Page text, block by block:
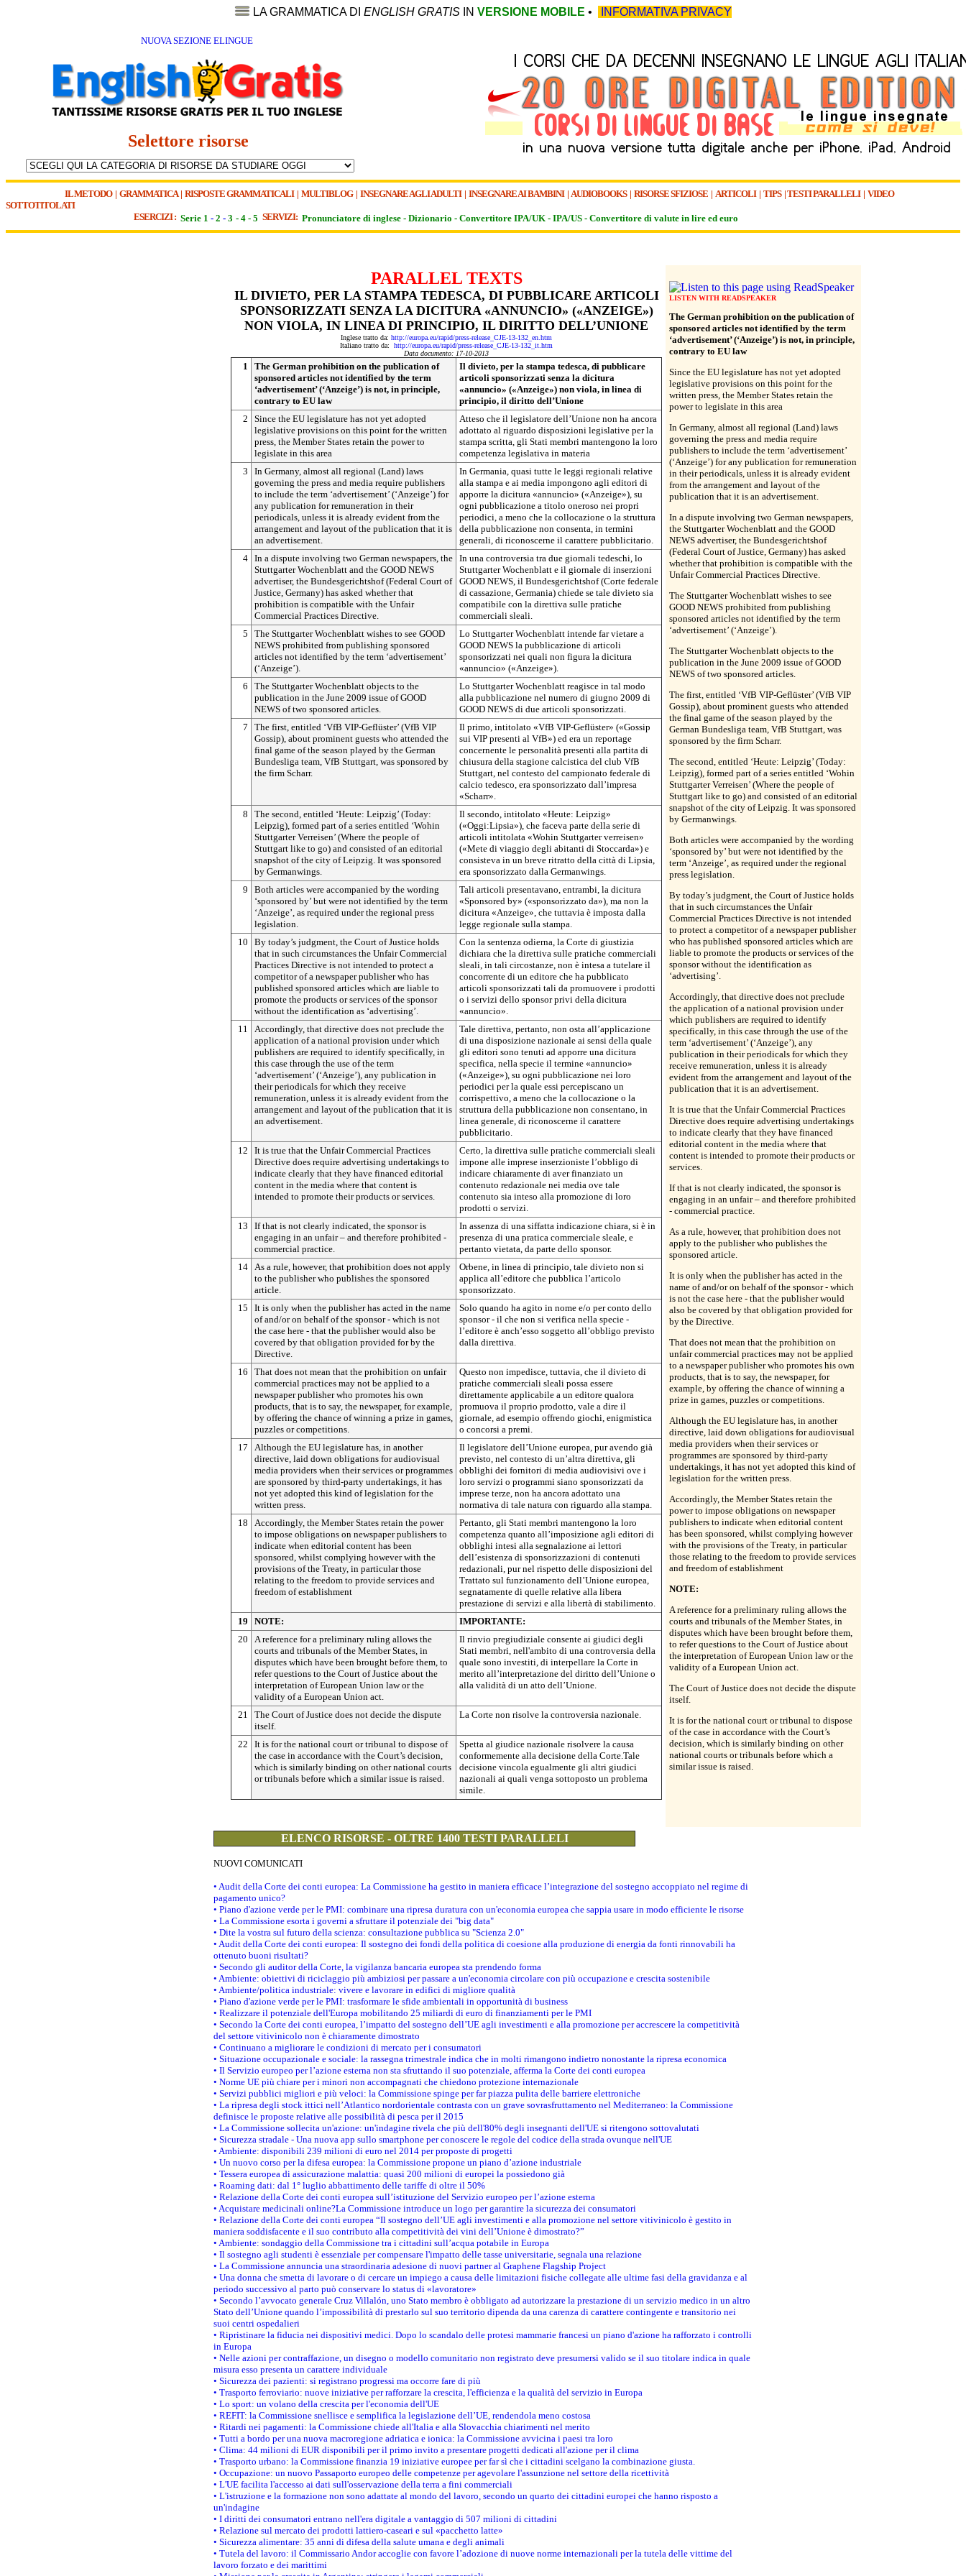
LA GRAMMATICA DI ENGLISH GRATIS IN VERSIONE MOBILE • INFORMATIVA PRIVACY
NUOVA SEZIONE ELINGUE
Selettore risorse
IL METODO| GRAMMATICA| RISPOSTE GRAMMATICALI| MULTIBLOG| INSEGNARE AGLI ADULTI | INSEGNARE AI BAMBINI| AUDIOBOOKS| RISORSE SFIZIOSE | ARTICOLI| TIPS|TESTI PARALLELI| VIDEO
SOTTOTITOLATI
ESERCIZI : Serie 1 - 2 - 3 - 4 - 5 SERVIZI: Pronunciatore di inglese - Dizionario - Convertitore IPA/UK - IPA/US - Convertitore di valute in lire ed euro
PARALLEL TEXTS
IL DIVIETO, PER LA STAMPA TEDESCA, DI PUBBLICARE ARTICOLI
SPONSORIZZATI SENZA LA DICITURA «ANNUNCIO» («ANZEIGE»)
NON VIOLA, IN LINEA DI PRINCIPIO, IL DIRITTO DELL’UNIONE
Inglese tratto da: http://europa.eu/rapid/press-release_CJE-13-132_en.htm
Italiano tratto da: http://europa.eu/rapid/press-release_CJE-13-132_it.htm
Data documento: 17-10-2013
1
The German prohibition on the publication of
sponsored articles not identified by the term
‘advertisement’ (‘Anzeige’) is not, in principle,
contrary to EU law
Il divieto, per la stampa tedesca, di pubblicare
articoli sponsorizzati senza la dicitura
«annuncio» («Anzeige») non viola, in linea di
principio, il diritto dell’Unione
2
Since the EU legislature has not yet adopted
legislative provisions on this point for the written
press, the Member States retain the power to
legislate in this area
Atteso che il legislatore dell’Unione non ha ancora
adottato al riguardo disposizioni legislative per la
stampa scritta, gli Stati membri mantengono la loro
competenza legislativa in materia
3
In Germany, almost all regional (Land) laws
governing the press and media require publishers
to include the term ‘advertisement’ (‘Anzeige’) for
any publication for remuneration in their
periodicals, unless it is already evident from the
arrangement and layout of the publication that it is
an advertisement.
In Germania, quasi tutte le leggi regionali relative
alla stampa e ai media impongono agli editori di
apporre la dicitura «annuncio» («Anzeige»), su
ogni pubblicazione a titolo oneroso nei propri
periodici, a meno che la collocazione o la struttura
della pubblicazione non consenta, in termini
generali, di riconoscerne il carattere pubblicitario.
4 In a dispute involving two German newspapers, the
Stuttgarter Wochenblatt and the GOOD NEWS
advertiser, the Bundesgerichtshof (Federal Court of
Justice, Germany) has asked whether that
prohibition is compatible with the Unfair
Commercial Practices Directive.
In una controversia tra due giornali tedeschi, lo
Stuttgarter Wochenblatt e il giornale di inserzioni
GOOD NEWS, il Bundesgerichtshof (Corte federale
di cassazione, Germania) chiede se tale divieto sia
compatibile con la direttiva sulle pratiche
commerciali sleali.
5
The Stuttgarter Wochenblatt wishes to see GOOD
NEWS prohibited from publishing sponsored
articles not identified by the term ‘advertisement’
(‘Anzeige’).
Lo Stuttgarter Wochenblatt intende far vietare a
GOOD NEWS la pubblicazione di articoli
sponsorizzati nei quali non figura la dicitura
«annuncio» («Anzeige»).
6
The Stuttgarter Wochenblatt objects to the
publication in the June 2009 issue of GOOD
NEWS of two sponsored articles.
Lo Stuttgarter Wochenblatt reagisce in tal modo
alla pubblicazione nel numero di giugno 2009 di
GOOD NEWS di due articoli sponsorizzati.
7
The first, entitled ‘VfB VIP-Geflüster’ (VfB VIP
Gossip), about prominent guests who attended the
final game of the season played by the German
Bundesliga team, VfB Stuttgart, was sponsored by
the firm Scharr.
Il primo, intitolato «VfB VIP-Geflüster» («Gossip
sui VIP presenti al VfB») ed era un reportage
concernente le personalità presenti alla partita di
chiusura della stagione calcistica del club VfB
Stuttgart, nel contesto del campionato federale di
calcio tedesco, era sponsorizzato dall’impresa
«Scharr».
8
The second, entitled ‘Heute: Leipzig’ (Today:
Leipzig), formed part of a series entitled ‘Wohin
Stuttgarter Verreisen’ (Where the people of
Stuttgart like to go) and consisted of an editorial
snapshot of the city of Leipzig. It was sponsored
by Germanwings.
Il secondo, intitolato «Heute: Leipzig»
(«Oggi:Lipsia»), che faceva parte della serie di
articoli intitolata «Wohin Stuttgarter verreisen»
(«Mete di viaggio degli abitanti di Stoccarda») e
consisteva in un breve ritratto della città di Lipsia,
era sponsorizzato dalla Germanwings.
9
Both articles were accompanied by the wording
‘sponsored by’ but were not identified by the term
‘Anzeige’, as required under the regional press
legislation.
Tali articoli presentavano, entrambi, la dicitura
«Sponsored by» («sponsorizzato da»), ma non la
dicitura «Anzeige», che tuttavia è imposta dalla
legge regionale sulla stampa.
10
By today’s judgment, the Court of Justice holds
that in such circumstances the Unfair Commercial
Practices Directive is not intended to protect a
competitor of a newspaper publisher who has
published sponsored articles which are liable to
promote the products or services of the sponsor
without the identification as ‘advertising’.
Con la sentenza odierna, la Corte di giustizia
dichiara che la direttiva sulle pratiche commerciali
sleali, in tali circostanze, non è intesa a tutelare il
concorrente di un editore che ha pubblicato
articoli sponsorizzati tali da promuovere i prodotti
o i servizi dello sponsor privi della dicitura
«annuncio».
11
Accordingly, that directive does not preclude the
application of a national provision under which
publishers are required to identify specifically, in
this case through the use of the term
‘advertisement’ (‘Anzeige’), any publication in
their periodicals for which they receive
remuneration, unless it is already evident from the
arrangement and layout of the publication that it is
an advertisement.
Tale direttiva, pertanto, non osta all’applicazione
di una disposizione nazionale ai sensi della quale
gli editori sono tenuti ad apporre una dicitura
specifica, nella specie il termine «annuncio»
(«Anzeige»), su ogni pubblicazione nei loro
periodici per la quale essi percepiscano un
corrispettivo, a meno che la collocazione o la
struttura della pubblicazione non consentano, in
linea generale, di riconoscerne il carattere
pubblicitario.
12
It is true that the Unfair Commercial Practices
Directive does require advertising undertakings to
indicate clearly that they have financed editorial
content in the media where that content is
intended to promote their products or services.
Certo, la direttiva sulle pratiche commerciali sleali
impone alle imprese inserzioniste l’obbligo di
indicare chiaramente di aver finanziato un
contenuto redazionale nei media ove tale
contenuto sia inteso alla promozione di loro
prodotti o servizi.
13
If that is not clearly indicated, the sponsor is
engaging in an unfair – and therefore prohibited -
commercial practice.
In assenza di una siffatta indicazione chiara, si è in
presenza di una pratica commerciale sleale, e
pertanto vietata, da parte dello sponsor.
14 As a rule, however, that prohibition does not apply
to the publisher who publishes the sponsored
article.
Orbene, in linea di principio, tale divieto non si
applica all’editore che pubblica l’articolo
sponsorizzato.
15
It is only when the publisher has acted in the name
of and/or on behalf of the sponsor - which is not
the case here - that the publisher would also be
covered by that obligation provided for by the
Directive.
Solo quando ha agito in nome e/o per conto dello
sponsor - il che non si verifica nella specie -
l’editore è anch’esso soggetto all’obbligo previsto
dalla direttiva.
16
That does not mean that the prohibition on unfair
commercial practices may not be applied to a
newspaper publisher who promotes his own
products, that is to say, the newspaper, for example,
by offering the chance of winning a prize in games,
puzzles or competitions.
Questo non impedisce, tuttavia, che il divieto di
pratiche commerciali sleali possa essere
direttamente applicabile a un editore qualora
promuova il proprio prodotto, vale a dire il
giornale, ad esempio offrendo giochi, enigmistica
o concorsi a premi.
17
Although the EU legislature has, in another
directive, laid down obligations for audiovisual
media providers when their services or programmes
are sponsored by third-party undertakings, it has
not yet adopted this kind of legislation for the
written press.
Il legislatore dell’Unione europea, pur avendo già
previsto, nel contesto di un’altra direttiva, gli
obblighi dei fornitori di media audiovisivi ove i
loro servizi o programmi siano sponsorizzati da
imprese terze, non ha ancora adottato una
normativa di tale natura con riguardo alla stampa.
18
Accordingly, the Member States retain the power
to impose obligations on newspaper publishers to
indicate when editorial content has been
sponsored, whilst complying however with the
provisions of the Treaty, in particular those
relating to the freedom to provide services and
freedom of establishment
Pertanto, gli Stati membri mantengono la loro
competenza quanto all’imposizione agli editori di
obblighi intesi alla segnalazione ai lettori
dell’esistenza di sponsorizzazioni di contenuti
redazionali, pur nel rispetto delle disposizioni del
Trattato sul funzionamento dell’Unione europea,
segnatamente di quelle relative alla libera
prestazione di servizi e alla libertà di stabilimento.
19
NOTE:
IMPORTANTE:
20
A reference for a preliminary ruling allows the
courts and tribunals of the Member States, in
disputes which have been brought before them, to
refer questions to the Court of Justice about the
interpretation of European Union law or the
validity of a European Union act.
Il rinvio pregiudiziale consente ai giudici degli
Stati membri, nell'ambito di una controversia della
quale sono investiti, di interpellare la Corte in
merito all’interpretazione del diritto dell’Unione o
alla validità di un atto dell’Unione.
21
The Court of Justice does not decide the dispute
itself.
La Corte non risolve la controversia nazionale.
22
It is for the national court or tribunal to dispose of
the case in accordance with the Court’s decision,
which is similarly binding on other national courts
or tribunals before which a similar issue is raised.
Spetta al giudice nazionale risolvere la causa
conformemente alla decisione della Corte.Tale
decisione vincola egualmente gli altri giudici
nazionali ai quali venga sottoposto un problema
simile.
LISTEN WITH READSPEAKER
The German prohibition on the publication of
sponsored articles not identified by the term
‘advertisement’ (‘Anzeige’) is not, in principle,
contrary to EU law
Since the EU legislature has not yet adopted
legislative provisions on this point for the
written press, the Member States retain the
power to legislate in this area
In Germany, almost all regional (Land) laws
governing the press and media require
publishers to include the term ‘advertisement’
(‘Anzeige’) for any publication for remuneration
in their periodicals, unless it is already evident
from the arrangement and layout of the
publication that it is an advertisement.
In a dispute involving two German newspapers,
the Stuttgarter Wochenblatt and the GOOD
NEWS advertiser, the Bundesgerichtshof
(Federal Court of Justice, Germany) has asked
whether that prohibition is compatible with the
Unfair Commercial Practices Directive.
The Stuttgarter Wochenblatt wishes to see
GOOD NEWS prohibited from publishing
sponsored articles not identified by the term
‘advertisement’ (‘Anzeige’).
The Stuttgarter Wochenblatt objects to the
publication in the June 2009 issue of GOOD
NEWS of two sponsored articles.
The first, entitled ‘VfB VIP-Geflüster’ (VfB VIP
Gossip), about prominent guests who attended
the final game of the season played by the
German Bundesliga team, VfB Stuttgart, was
sponsored by the firm Scharr.
The second, entitled ‘Heute: Leipzig’ (Today:
Leipzig), formed part of a series entitled ‘Wohin
Stuttgarter Verreisen’ (Where the people of
Stuttgart like to go) and consisted of an editorial
snapshot of the city of Leipzig. It was sponsored
by Germanwings.
Both articles were accompanied by the wording
‘sponsored by’ but were not identified by the
term ‘Anzeige’, as required under the regional
press legislation.
By today’s judgment, the Court of Justice holds
that in such circumstances the Unfair
Commercial Practices Directive is not intended
to protect a competitor of a newspaper publisher
who has published sponsored articles which are
liable to promote the products or services of the
sponsor without the identification as
‘advertising’.
Accordingly, that directive does not preclude
the application of a national provision under
which publishers are required to identify
specifically, in this case through the use of the
term ‘advertisement’ (‘Anzeige’), any
publication in their periodicals for which they
receive remuneration, unless it is already
evident from the arrangement and layout of the
publication that it is an advertisement.
It is true that the Unfair Commercial Practices
Directive does require advertising undertakings
to indicate clearly that they have financed
editorial content in the media where that
content is intended to promote their products or
services.
If that is not clearly indicated, the sponsor is
engaging in an unfair – and therefore prohibited
- commercial practice.
As a rule, however, that prohibition does not
apply to the publisher who publishes the
sponsored article.
It is only when the publisher has acted in the
name of and/or on behalf of the sponsor - which
is not the case here - that the publisher would
also be covered by that obligation provided for
by the Directive.
That does not mean that the prohibition on
unfair commercial practices may not be applied
to a newspaper publisher who promotes his own
products, that is to say, the newspaper, for
example, by offering the chance of winning a
prize in games, puzzles or competitions.
Although the EU legislature has, in another
directive, laid down obligations for audiovisual
media providers when their services or
programmes are sponsored by third-party
undertakings, it has not yet adopted this kind of
legislation for the written press.
Accordingly, the Member States retain the
power to impose obligations on newspaper
publishers to indicate when editorial content
has been sponsored, whilst complying however
with the provisions of the Treaty, in particular
those relating to the freedom to provide services
and freedom of establishment
NOTE:
A reference for a preliminary ruling allows the
courts and tribunals of the Member States, in
disputes which have been brought before them,
to refer questions to the Court of Justice about
the interpretation of European Union law or the
validity of a European Union act.
The Court of Justice does not decide the dispute
itself.
It is for the national court or tribunal to dispose
of the case in accordance with the Court’s
decision, which is similarly binding on other
national courts or tribunals before which a
similar issue is raised.
ELENCO RISORSE - OLTRE 1400 TESTI PARALLELI
NUOVI COMUNICATI
• Audit della Corte dei conti europea: La Commissione ha gestito in maniera efficace l’integrazione del sostegno accoppiato nel regime di
pagamento unico?
• Piano d'azione verde per le PMI: combinare una ripresa duratura con un'economia europea che sappia usare in modo efficiente le risorse
• La Commissione esorta i governi a sfruttare il potenziale dei "big data"
• Dite la vostra sul futuro della scienza: consultazione pubblica su "Scienza 2.0"
• Audit della Corte dei conti europea: Il sostegno dei fondi della politica di coesione alla produzione di energia da fonti rinnovabili ha
ottenuto buoni risultati?
• Secondo gli auditor della Corte, la vigilanza bancaria europea sta prendendo forma
• Ambiente: obiettivi di riciclaggio più ambiziosi per passare a un'economia circolare con più occupazione e crescita sostenibile
• Ambiente/politica industriale: vivere e lavorare in edifici di migliore qualità
• Piano d'azione verde per le PMI: trasformare le sfide ambientali in opportunità di business
• Realizzare il potenziale dell'Europa mobilitando 25 miliardi di euro di finanziamenti per le PMI
• Secondo la Corte dei conti europea, l’impatto del sostegno dell’UE agli investimenti e alla promozione per accrescere la competitività
del settore vitivinicolo non è chiaramente dimostrato
• Continuano a migliorare le condizioni di mercato per i consumatori
• Situazione occupazionale e sociale: la rassegna trimestrale indica che in molti rimangono indietro nonostante la ripresa economica
• Il Servizio europeo per l’azione esterna non sta sfruttando il suo potenziale, afferma la Corte dei conti europea
• Norme UE più chiare per i minori non accompagnati che chiedono protezione internazionale
• Servizi pubblici migliori e più veloci: la Commissione spinge per far piazza pulita delle barriere elettroniche
• La ripresa degli stock ittici nell’Atlantico nordorientale contrasta con un grave sovrasfruttamento nel Mediterraneo: la Commissione
definisce le proposte relative alle possibilità di pesca per il 2015
• La Commissione sollecita un'azione: un'indagine rivela che più dell'80% degli insegnanti dell'UE si ritengono sottovalutati
• Sicurezza stradale - Una nuova app sullo smartphone per conoscere le regole del codice della strada ovunque nell'UE
• Ambiente: disponibili 239 milioni di euro nel 2014 per proposte di progetti
• Un nuovo corso per la difesa europea: la Commissione propone un piano d’azione industriale
• Tessera europea di assicurazione malattia: quasi 200 milioni di europei la possiedono già
• Roaming dati: dal 1° luglio abbattimento delle tariffe di oltre il 50%
• Relazione della Corte dei conti europea sull’istituzione del Servizio europeo per l’azione esterna
• Acquistare medicinali online?La Commissione introduce un logo per garantire la sicurezza dei consumatori
• Relazione della Corte dei conti europea “Il sostegno dell’UE agli investimenti e alla promozione nel settore vitivinicolo è gestito in
maniera soddisfacente e il suo contributo alla competitività dei vini dell’Unione è dimostrato?”
• Ambiente: sondaggio della Commissione tra i cittadini sull’acqua potabile in Europa
• Il sostegno agli studenti è essenziale per compensare l'impatto delle tasse universitarie, segnala una relazione
• La Commissione annuncia una straordinaria adesione di nuovi partner al Graphene Flagship Project
• Una donna che smetta di lavorare o di cercare un impiego a causa delle limitazioni fisiche collegate alle ultime fasi della gravidanza e al
periodo successivo al parto può conservare lo status di «lavoratore»
• Secondo l’avvocato generale Cruz Villalón, uno Stato membro è obbligato ad autorizzare la prestazione di un servizio medico in un altro
Stato dell’Unione quando l’impossibilità di prestarlo sul suo territorio dipenda da una carenza di carattere contingente e transitorio nei
suoi centri ospedalieri
• Ripristinare la fiducia nei dispositivi medici. Dopo lo scandalo delle protesi mammarie francesi un piano d'azione ha rafforzato i controlli
in Europa
• Nelle azioni per contraffazione, un disegno o modello comunitario non registrato deve presumersi valido se il suo titolare indica in quale
misura esso presenta un carattere individuale
• Sicurezza dei pazienti: si registrano progressi ma occorre fare di più
• Trasporto ferroviario: nuove iniziative per rafforzare la crescita, l'efficienza e la qualità del servizio in Europa
• Lo sport: un volano della crescita per l'economia dell'UE
• REFIT: la Commissione snellisce e semplifica la legislazione dell’UE, rendendola meno costosa
• Ritardi nei pagamenti: la Commissione chiede all'Italia e alla Slovacchia chiarimenti nel merito
• Tutti a bordo per una nuova macroregione adriatica e ionica: la Commissione avvicina i paesi tra loro
• Clima: 44 milioni di EUR disponibili per il primo invito a presentare progetti dedicati all'azione per il clima
• Trasporto urbano: la Commissione finanzia 19 iniziative europee per far sì che i cittadini scelgano la combinazione giusta.
• Occupazione: un nuovo Passaporto europeo delle competenze per agevolare l'assunzione nel settore della ricettività
• L'UE facilita l'accesso ai dati sull'osservazione della terra a fini commerciali
• L'istruzione e la formazione non sono adattate al mondo del lavoro, secondo un quarto dei cittadini europei che hanno risposto a
un'indagine
• I diritti dei consumatori entrano nell'era digitale a vantaggio di 507 milioni di cittadini
• Relazione sul mercato dei prodotti lattiero-caseari e sul «pacchetto latte»
• Sicurezza alimentare: 35 anni di difesa della salute umana e degli animali
• Tutela del lavoro: il Commissario Andor accoglie con favore l’adozione di nuove norme internazionali per la tutela delle vittime del
lavoro forzato e dei marittimi